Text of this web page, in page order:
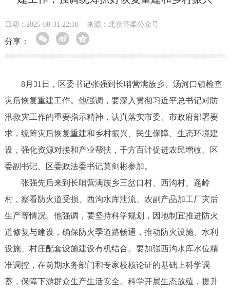
日期：2025-08-31 22:10 来源：北京怀柔公众号
分享：
8月31日，区委书记张强到长哨营满族乡、汤河口镇检查
灾后恢复重建工作。他强调，要深入贯彻习近平总书记对防
汛救灾工作的重要指示精神，认真落实市委、市政府部署要
求，统筹灾后恢复重建和乡村振兴、民生保障、生态环境建
设，强化资源对接和产业帮扶，千方百计促进农民增收。区
委副书记、区委政法委书记莫剑彬参加。
张强先后来到长哨营满族乡三岔口村、西沟村、遥岭
村，察看防火道受损、西沟水库泄流、农副产品加工厂灾后
生产等情况。他强调，要坚持科学规划，因地制宜推进防火
道修复与建设，确保防火季道路畅通，推动防火设施、水利
设施、村庄配套设施建设有机结合。要加强西沟水库水位精
准调控，在前期水务部门和专家校核论证的基础上科学调
蓄，保障下游群众生产生活安全。科学开展生态放殖，提升